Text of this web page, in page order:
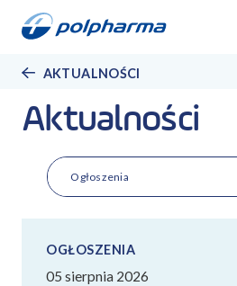
AKTUALNOŚCI
Aktualności
Ogłoszenia
OGŁOSZENIA
05 sierpnia 2026